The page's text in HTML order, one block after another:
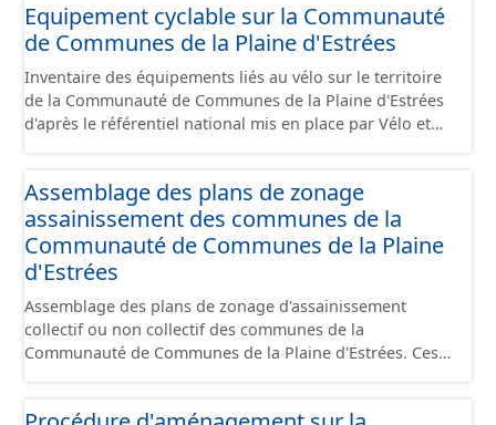
de bonnes conditions. Ils peuvent emprunter tout type
de voies sécurisées : voie verte, piste cyclable, voie à
couloir partagé avec les bus, aire piétonne, bandes
cyclables ou jalonnement sur chaussée. Les itinéraires
ne sont pas des aménagements mais une succession
peuvent emprunter des tronçons de voies non
aménagés pour assurer une continuité. Ce jeu de
données comprend uniquement les données avec un
statut "en service", "en travaux" ou "provisoire".
Equipement cyclable sur la Communauté
de Communes de la Plaine d'Estrées
Inventaire des équipements liés au vélo sur le territoire
de la Communauté de Communes de la Plaine d'Estrées
d'après le référentiel national mis en place par Vélo et
comprend également la localisation des aires de
services/repos (autre fiche de métadonnée). Cette
information est compatible avec les données du
stationnement cyclable. Pour une meilleure visualisation
des informations, les données visibles pour les
utilisateurs de "Ma Carte" (outil interne de visualisation)
est uniquement celles des équipements hors
stationnement. En revanche, le fichier à télécharger
Assemblage des plans de zonage
assainissement des communes de la
Communauté de Communes de la Plaine
d'Estrées
Assemblage des plans de zonage d'assainissement
collectif ou non collectif des communes de la
Communauté de Communes de la Plaine d'Estrées. Ces